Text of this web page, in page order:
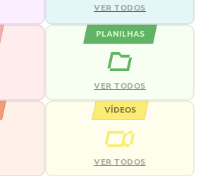
VER TODOS
PLANILHAS
VER TODOS
VÍDEOS
VER TODOS